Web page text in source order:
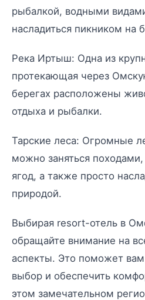
рыбалкой, водными
насладиться пикником на
Река Иртыш: Одна из
протекающая через
берегах расположены
отдыха и рыбалки.
Тарские леса: Огромные
можно заняться
ягод, а также просто
природой.
Выбирая resort-отель в
обращайте внимание на
аспекты. Это поможет
выбор и обеспечить
этом замечательном